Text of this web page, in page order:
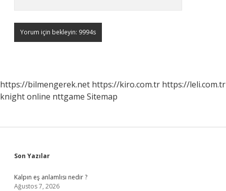
https://bilmengerek.net https://kiro.com.tr https://leli.com.tr
knight online nttgame Sitemap
Sidebar
Son Yazılar
Kalpın eş anlamlısı nedir ?
Ağustos 7, 2026